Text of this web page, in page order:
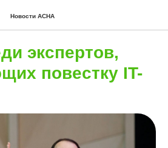
Новости АСНА
экспертов,
повестку IT-